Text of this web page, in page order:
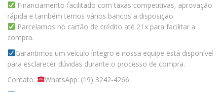
Financiamento facilitado com taxas competitivas, aprovação
rápida e também temos vários bancos a disposição.
Parcelamos no cartão de crédito até 21x para facilitar a
compra.
Garantimos um veículo íntegro e nossa equipe está disponível
para esclarecer dúvidas durante o processo de compra.
Contato:
WhatsApp: (19) 3242-4266.